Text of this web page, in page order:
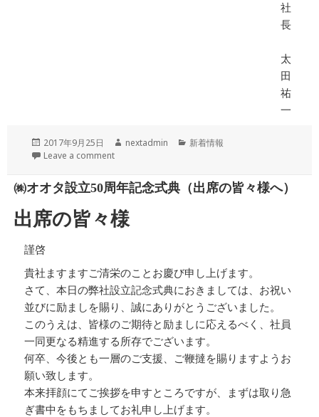
社
長
太
田
祐
一
投
稿
2017年9月25日
作
nextadmin
カ
リ
ー
新着情報
Leave a comment
㈱オオタ設立50周年記念式典（出席の皆々様へ）
出席の皆々様
謹啓
貴社ますますご清栄のことお慶び申し上げます。
さて、本日の弊社設立記念式典におきましては、お祝い
並びに励ましを賜り、誠にありがとうございました。
このうえは、皆様のご期待と励ましに応えるべく、社員
一同更なる精進する所存でございます。
何卒、今後とも一層のご支援、ご鞭撻を賜りますようお
願い致します。
本来拝顔にてご挨拶を申すところですが、まずは取り急
ぎ書中をもちましてお礼申し上げます。